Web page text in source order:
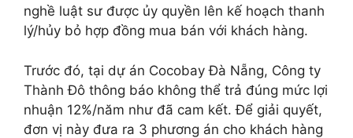
nghề luật sư được ủy quyền lên kế hoạch thanh
lý/hủy bỏ hợp đồng mua bán với khách hàng.
Trước đó, tại dự án Cocobay Đà Nẵng, Công ty
Thành Đô thông báo không thể trả đúng mức lợi
nhuận 12%/năm như đã cam kết. Để giải quyết,
đơn vị này đưa ra 3 phương án cho khách hàng